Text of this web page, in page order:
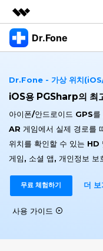
주요 제품
유틸리티
개요
회사 소개
뉴스룸
플랜 및 가격
도움말 센터
Dr.Fone
특징
Dr.Fone Basic
폴 툴킷 보기 >
프로그램
모바일
더 보기
탐색 및 발견
사용 방법은 무엇입니까?
리소스
다운로드 센터
🔓️온라인 잠금 해제
iOS26 다운그레이드
Dr.Fone - 가상 위치
iOS용 PGSharp의 최
아이폰/안드로이드 GPS
AR 게임에서 실제 경로를
위치를 확인할 수 있는 HD
게임, 소셜 앱, 개인정보 보
무료 체험하기 더 보
사용 가이드